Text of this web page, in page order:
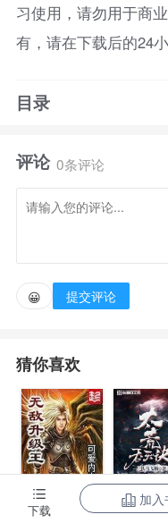
习使用，请勿用于商
有，请在下载后的24
这是一个没有门派，
的存在，但这些都不
知道有他们的存在。
金色的书籍伴随而生
目录
评论 0条评论
😀 提交评论
猜你喜欢
无敌升级王
柳无邪和
下载
加入